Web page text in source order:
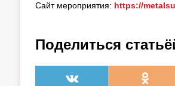
Сайт мероприятия: https://
Поделиться